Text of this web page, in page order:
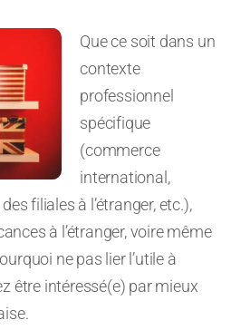
Que ce soit dans un
contexte
professionnel
spécifique
(commerce
international,
filiales à l’étranger, etc.),
à l’étranger, voire même
ne pas lier l’utile à
être intéressé(e) par mieux